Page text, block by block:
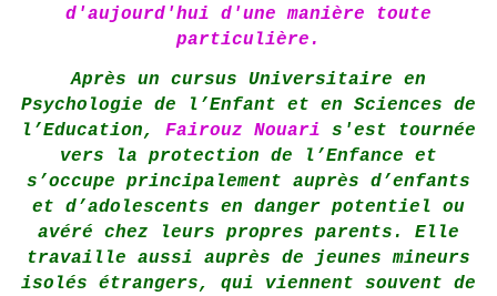
d'aujourd'hui d'une manière toute
particulière.
Après un cursus Universitaire en
Psychologie de l’Enfant et en Sciences de
l’Education, Fairouz Nouari s'est tournée
vers la protection de l’Enfance et
s’occupe principalement auprès d’enfants
et d’adolescents en danger potentiel ou
avéré chez leurs propres parents. Elle
travaille aussi auprès de jeunes mineurs
isolés étrangers, qui viennent souvent de